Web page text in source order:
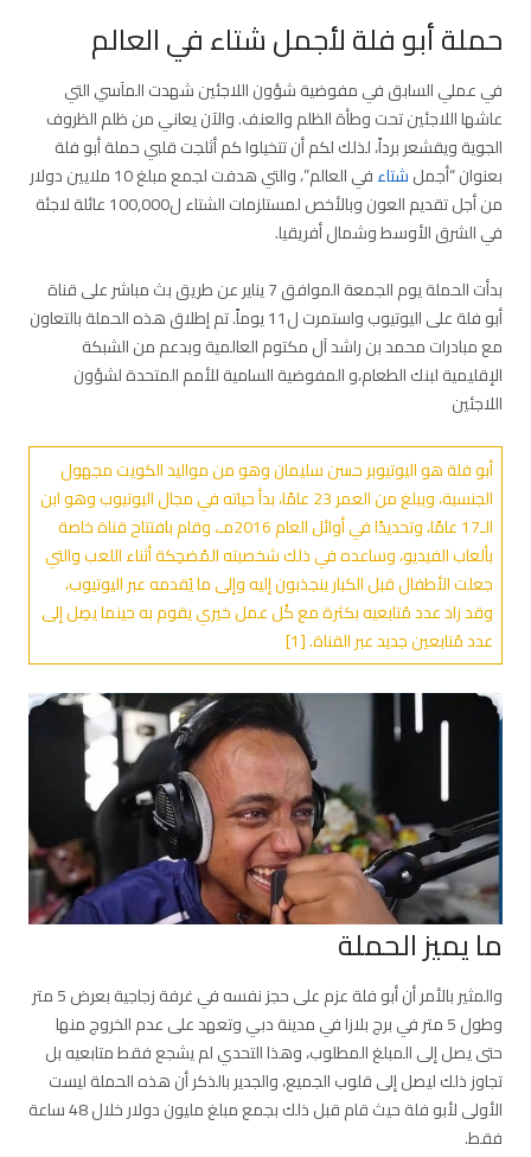
حملة أبو فلة لأجمل شتاء في العالم
في عملي السابق في مفوضية شؤون اللاجئين شهدت المآسي التي
عاشها اللاجئين تحت وطأة الظلم والعنف. والآن يعاني من ظلم الظروف
الجوية ويقشعر برداً، لذلك لكم أن تتخيلوا كم أثلجت قلبي حملة أبو فلة
بعنوان “أجملشتاء
في العالم”، والتي هدفت لجمع مبلغ 10 ملايين دولار
من أجل تقديم العون وبالأخص لمستلزمات الشتاء ل100,000 عائلة لاجئة
في الشرق الأوسط وشمال أفريقيا.
بدأت الحملة يوم الجمعة الموافق 7 يناير عن طريق بث مباشر على قناة
أبو فلة على اليوتيوب واستمرت ل11 يوماً. تم إطلاق هذه الحملة بالتعاون
مع مبادرات محمد بن راشد آل مكتوم العالمية وبدعم من الشبكة
الإقليمية لبنك الطعام،و المفوضية السامية للأمم المتحدة لشؤون
اللاجئين
أبو فلة هو اليوتيوبر حسن سليمان وهو من مواليد الكويت مجهول
الجنسية، ويبلغ من العمر 23 عامًا، بدأ حياته في مجال اليوتيوب وهو ابن
الـ17 عامًا، وتحديدًا في أوائل العام 2016مـ، وقام بافتتاح قناة خاصة
بألعاب الفيديو، وساعده في ذلك شخصيته المُضحِكة أثناء اللعب والتي
جعلت الأطفال قبل الكبار ينجذبون إليه وإلى ما يُقدمه عبر اليوتيوب،
وقد زاد عدد مُتابعيه بكثرة مع كُل عمل خيري يقوم به حينما يصِل إلى
عدد مُتابعين جديد عبر القناة. [1]
ما يميز الحملة
والمثير بالأمر أن أبو فلة عزم على حجز نفسه في غرفة زجاجية بعرض 5 متر
وطول 5 متر في برج بلازا في مدينة دبي وتعهد على عدم الخروج منها
حتى يصل إلى المبلغ المطلوب، وهذا التحدي لم يشجع فقط متابعيه بل
تجاوز ذلك ليصل إلى قلوب الجميع، والجدير بالذكر أن هذه الحملة ليست
الأولى لأبو فلة حيث قام قبل ذلك بجمع مبلغ مليون دولار خلال 48 ساعة
فقط.